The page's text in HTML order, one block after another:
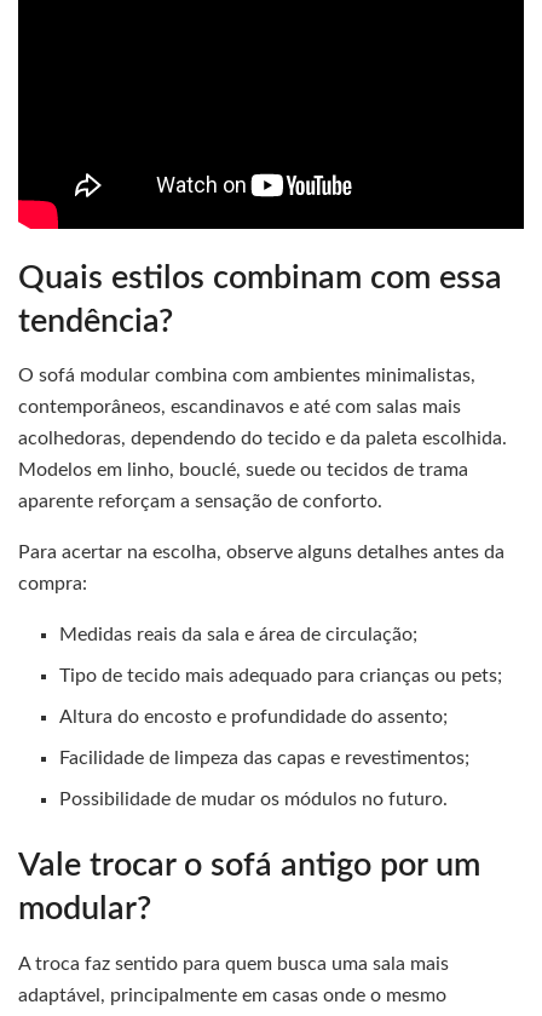
Quais estilos combinam com essa
tendência?
O sofá modular combina com ambientes minimalistas,
contemporâneos, escandinavos e até com salas mais
acolhedoras, dependendo do tecido e da paleta escolhida.
Modelos em linho, bouclé, suede ou tecidos de trama
aparente reforçam a sensação de conforto.
Para acertar na escolha, observe alguns detalhes antes da
compra:
Medidas reais da sala e área de circulação;
Tipo de tecido mais adequado para crianças ou pets;
Altura do encosto e profundidade do assento;
Facilidade de limpeza das capas e revestimentos;
Possibilidade de mudar os módulos no futuro.
Vale trocar o sofá antigo por um
modular?
A troca faz sentido para quem busca uma sala mais
adaptável, principalmente em casas onde o mesmo